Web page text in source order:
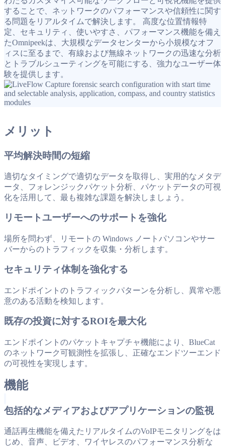
することで、ネットワークのパフォーマンスや信頼性に関す
る問題をリアルタイムで解決します。 高度な位置情報特
定、セキュリティ、使いやすさ、パフォーマンス機能を備え
たOmnipeekは、大規模なデータセンターから小規模なオフ
ィスに至るまで、有線および無線ネットワークの迅速な分析
とトラブルシューティングを可能にする、強力なユーザー体
験を提供します。
メリット
平均解決時間の短縮
適切なタイミングで適切なデータを取得し、実用的なメタデ
ータ、フォレンジックパケット分析、パケットデータの可視
化を活用して、最も複雑な課題を解決しましょう。
リモートユーザーへのサポートを強化
場所を問わず、リモートの Windows ノートパソコンやサー
バーからのトラフィックを収集・分析します。
セキュリティ体制を強化する
エンドポイントのトラフィックパターンを分析し、異常や悪
意のある活動を検知します。
既存の投資に対するROIを最大化
エンドポイントのパケットキャプチャ機能により、BlueCat
のネットワーク可観測性を拡張し、正確なエンドツーエンド
の可視性を実現します。
機能
包括的なメディアおよびアプリケーションの監視
通話再生機能を備えたリアルタイムのVoIPモニタリングをは
じめ、音声、ビデオ、ワイヤレスのパフォーマンス分析な